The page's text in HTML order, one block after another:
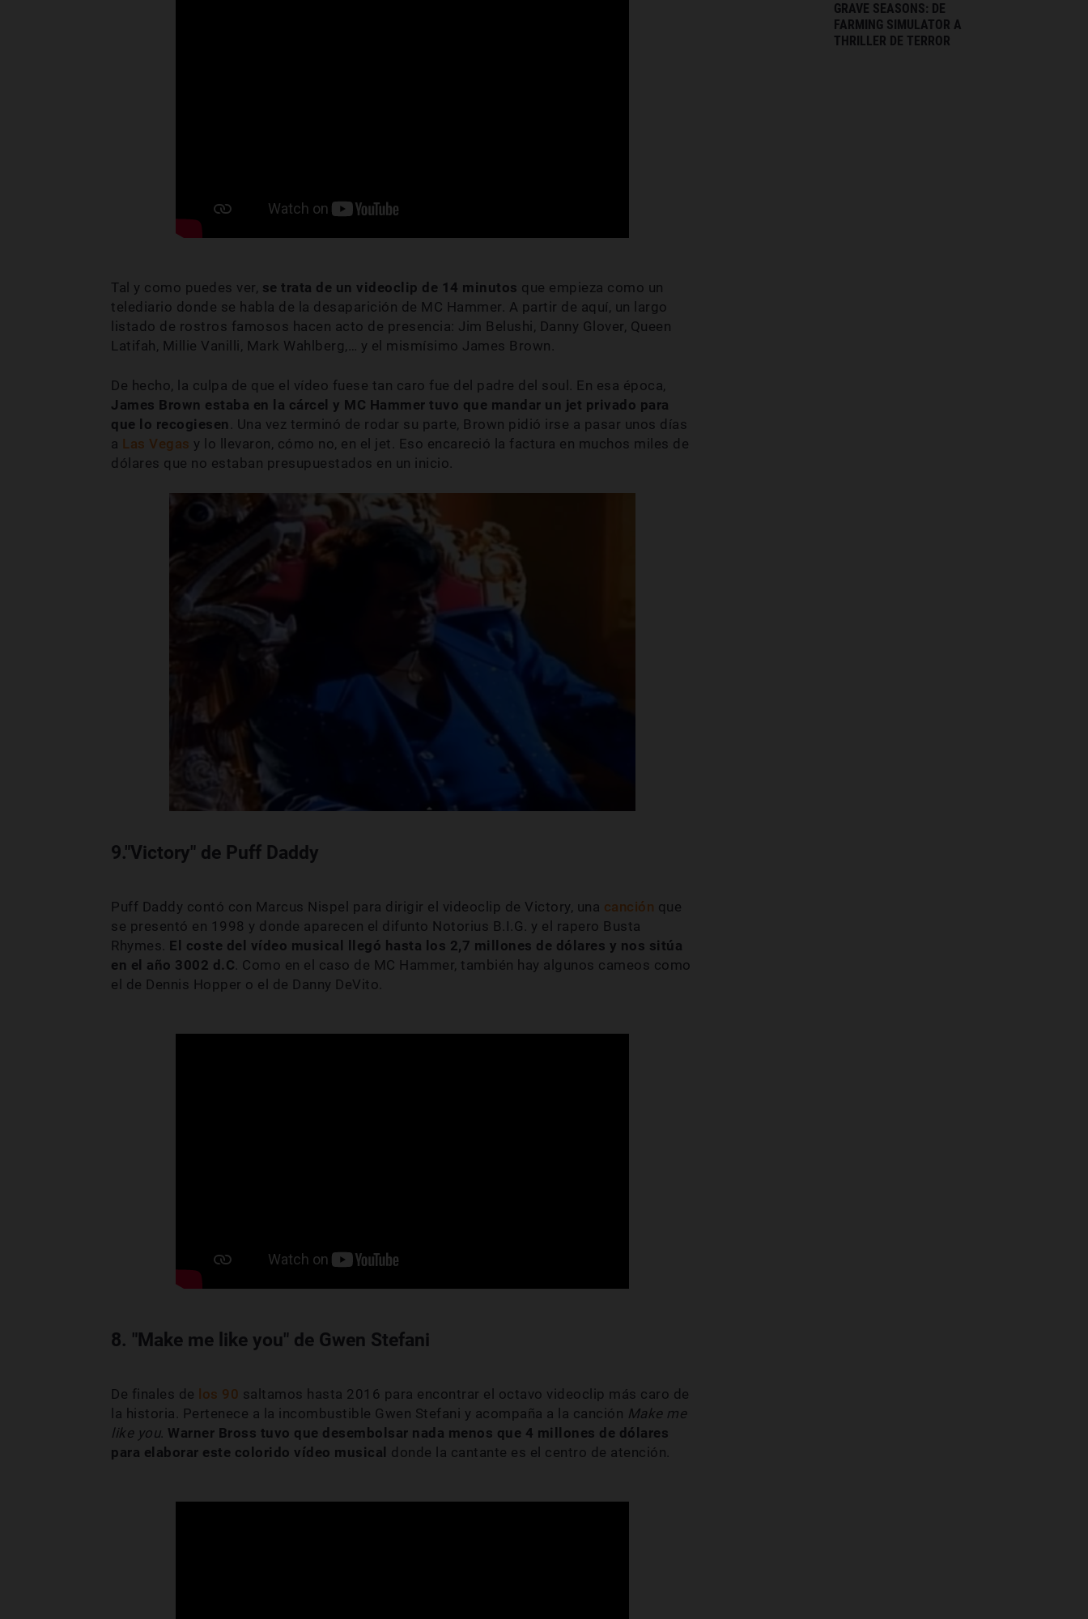
Tal y como puedes ver, se trata de un videoclip de 14 minutos que empieza como un
telediario donde se habla de la desaparición de MC Hammer. A partir de aquí, un largo
listado de rostros famosos hacen acto de presencia: Jim Belushi, Danny Glover, Queen
Latifah, Millie Vanilli, Mark Wahlberg,… y el mismísimo James Brown.
De hecho, la culpa de que el vídeo fuese tan caro fue del padre del soul. En esa época,
James Brown estaba en la cárcel y MC Hammer tuvo que mandar un jet privado para
que lo recogiesen
. Una vez terminó de rodar su parte, Brown pidió irse a pasar unos días
a Las Vegas y lo llevaron, cómo no, en el jet. Eso encareció la factura en muchos miles de
dólares que no estaban presupuestados en un inicio.
9."Victory" de Puff Daddy
Puff Daddy contó con Marcus Nispel para dirigir el videoclip de Victory, una canción que
se presentó en 1998 y donde aparecen el difunto Notorius B.I.G. y el rapero Busta
Rhymes. El coste del vídeo musical llegó hasta los 2,7 millones de dólares y nos sitúa
en el año 3002 d.C. Como en el caso de MC Hammer, también hay algunos cameos como
el de Dennis Hopper o el de Danny DeVito.
8. "Make me like you" de Gwen Stefani
De finales de los 90 saltamos hasta 2016 para encontrar el octavo videoclip más caro de
la historia. Pertenece a la incombustible Gwen Stefani y acompaña a la canción Make me
like you. Warner Bross tuvo que desembolsar nada menos que 4 millones de dólares
para elaborar este colorido vídeo musical donde la cantante es el centro de atención.
GRAVE SEASONS: DE
FARMING SIMULATOR A
THRILLER DE TERROR